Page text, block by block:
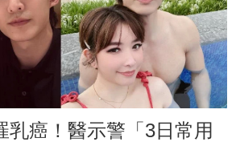
乳癌！醫示警「3日常用